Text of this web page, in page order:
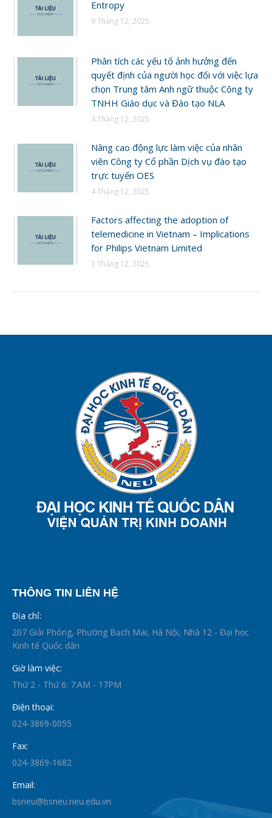
Entropy
9 Tháng 12, 2025
Phân tích các yếu tố ảnh hưởng đến
quyết định của người học đối với việc lựa
chọn Trung tâm Anh ngữ thuộc Công ty
TNHH Giáo dục và Đào tạo NLA
4 Tháng 12, 2025
Nâng cao động lực làm việc của nhân
viên Công ty Cổ phần Dịch vụ đào tạo
trực tuyến OES
4 Tháng 12, 2025
Factors affecting the adoption of
telemedicine in Vietnam – Implications
for Philips Vietnam Limited
3 Tháng 12, 2025
THÔNG TIN LIÊN HỆ
Địa chỉ:
207 Giải Phóng, Phường Bạch Mai, Hà Nội, Nhà 12 - Đại học
Kinh tế Quốc dân
Giờ làm việc:
Thứ 2 - Thứ 6: 7:AM - 17PM
Điện thoại:
024-3869-0055
Fax:
024-3869-1682
Email:
bsneu@bsneu.neu.edu.vn